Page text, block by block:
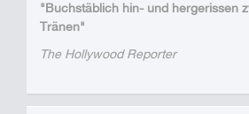
"Buchstäblich hin- und hergerissen
Tränen"
The Hollywood Reporter